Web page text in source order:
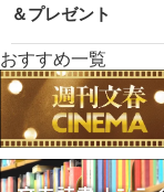
＆プレゼント
おすすめ一覧